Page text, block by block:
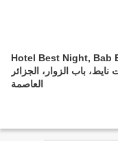
Hotel Best Night, Bab
باب الزوار، الجزائر
العاصمة